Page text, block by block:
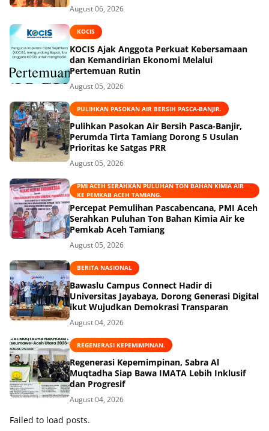
August 06, 2026
KOCIS
KOCIS Ajak Anggota Perkuat Kebersamaan
dan Kemandirian Ekonomi Melalui
Pertemuan Rutin
August 05, 2026
PULIHKAN PASOKAN AIR BERSIH PASCA-BANJIR.
Pulihkan Pasokan Air Bersih Pasca-Banjir,
Perumda Tirta Tamiang Dorong 5 Usulan
Prioritas ke Satgas PRR
August 05, 2026
PMI ACEH SERAHKAN PULUHAN TON BAHAN KIMIA AIR
KE PEMKAB ACEH TAMIANG.
Percepat Pemulihan Pascabencana, PMI Aceh
Serahkan Puluhan Ton Bahan Kimia Air ke
Pemkab Aceh Tamiang
August 05, 2026
BERITA NASIONAL
Bawaslu Campus Connect Hadir di
Universitas Jayabaya, Dorong Generasi Digital
ikut Wujudkan Demokrasi Transparan
August 04, 2026
REGENERASI KEPEMIMPINAN.
Regenerasi Kepemimpinan, Sabra Al
Muqtadha Siap Bawa IMATA Lebih Inklusif
dan Progresif
August 04, 2026
Failed to load posts.